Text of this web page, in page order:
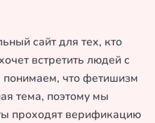
сайт для тех, кто
встретить людей с
что фетишизм
тема, поэтому мы
проходят верификацию